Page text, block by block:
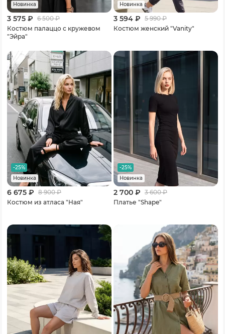
Новинка
3 575 ₽ 6 500₽
Костюм палаццо с кружевом
"Эйра"
Новинка
3 594 ₽ 5 990₽
Костюм женский "Vanity"
-25%
Новинка
6 675 ₽ 8 900₽
Костюм из атласа "Ная"
-25%
Новинка
2 700 ₽ 3 600₽
Платье "Shape"